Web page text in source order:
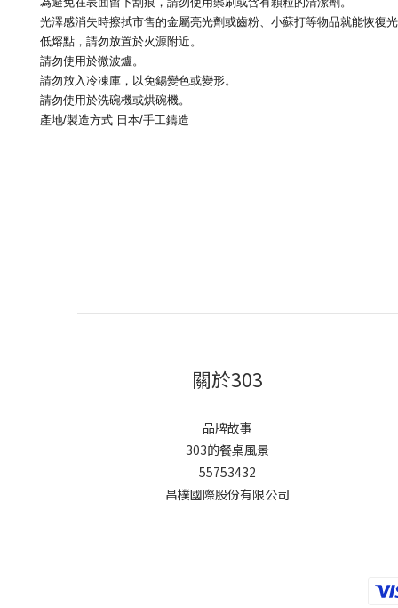
光澤感消失時擦拭市售的金屬亮光劑或齒粉、小蘇打等物品就能恢復
低熔點，請勿放置於火源附近。
請勿使用於微波爐。
請勿放入冷凍庫，以免錫變色或變形。
請勿使用於洗碗機或烘碗機。
產地/製造方式 日本/手工鑄造
關於303
品牌故事
303的餐桌風景
55753432
昌樸國際股份有限公司